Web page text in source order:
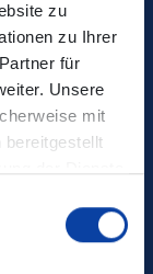
zu
zu Ihrer
für
Unsere
mit
bereitgestellt
Bus Mitte